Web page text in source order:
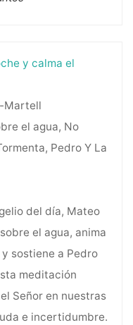
y calma el
Martell
el agua, No
Pedro Y La
del día, Mateo
el agua, anima
sostiene a Pedro
meditación
Señor en nuestras
e incertidumbre.